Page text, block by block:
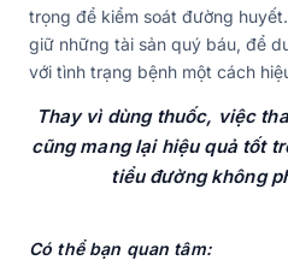
trọng để kiểm soát đường
giữ những tài sản quý báu, để
với tình trạng bệnh một cách
Thay vì dùng thuốc, việc
cũng mang lại hiệu quả tốt
tiểu đường không
Có thể bạn quan tâm: